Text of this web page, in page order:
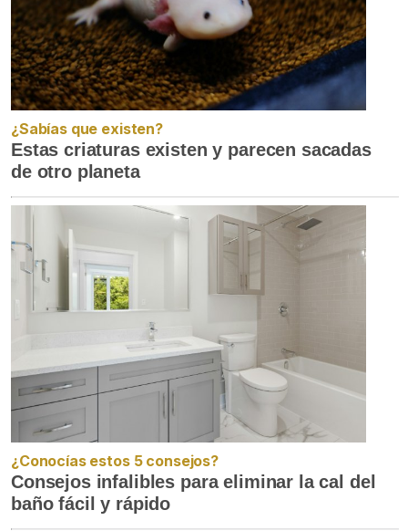
¿Sabías que existen?
Estas criaturas existen y parecen sacadas
de otro planeta
¿Conocías estos 5 consejos?
Consejos infalibles para eliminar la cal del
baño fácil y rápido